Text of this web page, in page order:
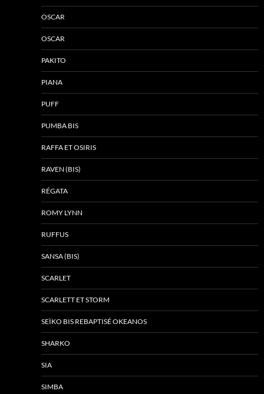
OSCAR
OSCAR
PAKITO
PIANA
PUFF
PUMBA BIS
RAFFA ET OSIRIS
RAVEN (BIS)
RÉGATA
ROMY LYNN
RUFFUS
SANSA (BIS)
SCARLET
SCARLETT ET STORM
SEÏKO BIS REBAPTISÉ OKEANOS
SHARKO
SIA
SIMBA